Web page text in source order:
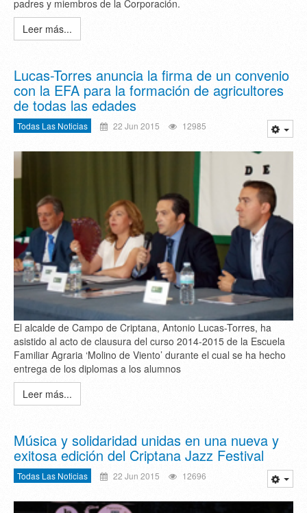
padres y miembros de la Corporación.
Leer más...
Lucas-Torres anuncia la firma de un convenio
con la EFA para la formación de agricultores
de todas las edades
Todas Las Noticias 22 Jun 2015 12985
El alcalde de Campo de Criptana, Antonio Lucas-Torres, ha
asistido al acto de clausura del curso 2014-2015 de la Escuela
Familiar Agraria ‘Molino de Viento’ durante el cual se ha hecho
entrega de los diplomas a los alumnos
Leer más...
Música y solidaridad unidas en una nueva y
exitosa edición del Criptana Jazz Festival
Todas Las Noticias 22 Jun 2015 12696